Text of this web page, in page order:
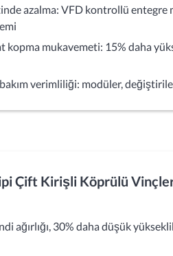
azalma: VFD kontrollü entegre
kopma mukavemeti: 15% daha
verimliliği: modüler,
Çift Kirişli Köprülü
ağırlığı, 30% daha düşük